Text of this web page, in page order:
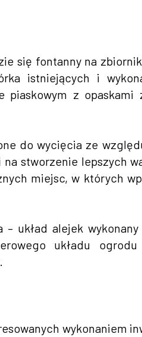
się fontanny na
istniejących i
piaskowym z
do wycięcia ze
stworzenie lepszych
miejsc, w których
układ alejek
układu
wykonaniem